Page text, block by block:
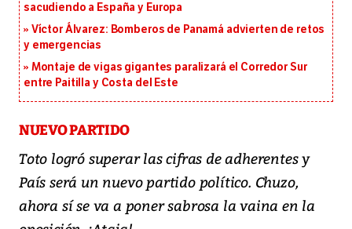
sacudiendo a España y Europa
Víctor Álvarez: Bomberos de Panamá advierten de retos
y emergencias
Montaje de vigas gigantes paralizará el Corredor Sur
entre Paitilla y Costa del Este
NUEVO PARTIDO
Toto logró superar las cifras de adherentes y
País será un nuevo partido político. Chuzo,
ahora sí se va a poner sabrosa la vaina en la